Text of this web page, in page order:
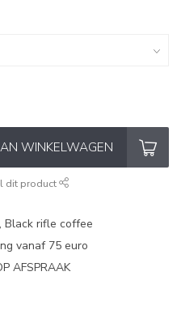
WINKELWAGEN
dit product
Black rifle coffee
vanaf 75 euro
AFSPRAAK